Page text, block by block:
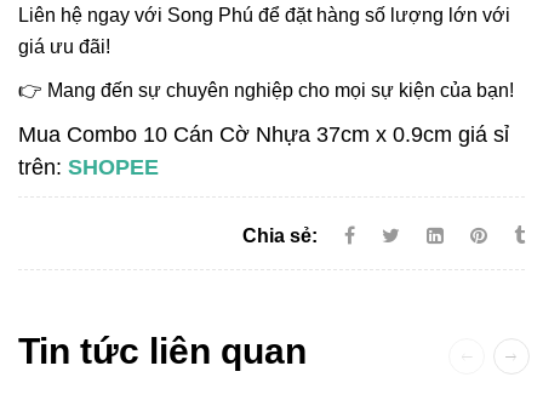
Liên hệ ngay với Song Phú để đặt hàng số lượng lớn với
giá ưu đãi!
👉 Mang đến sự chuyên nghiệp cho mọi sự kiện của bạn!
Mua Combo 10 Cán Cờ Nhựa 37cm x 0.9cm giá sỉ
trên: SHOPEE
Chia sẻ:
Tin tức liên quan